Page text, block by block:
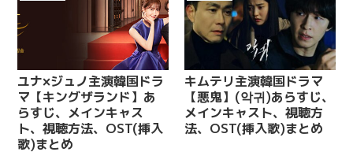
ユナ×ジュノ主演韓国ドラ
マ【キングザランド】あ
らすじ、メインキャス
ト、視聴方法、OST(挿入
歌)まとめ
キムテリ主演韓国ドラマ
【悪鬼】(악귀)あらすじ、
メインキャスト、視聴方
法、OST(挿入歌)まとめ